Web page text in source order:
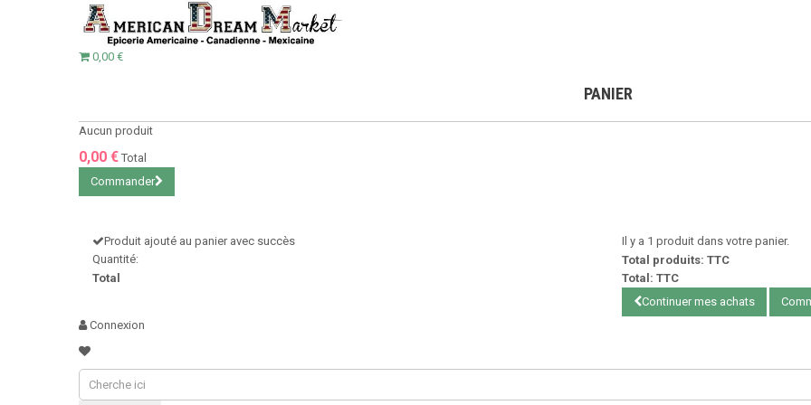
0,00 €
PANIER
Aucun produit
0,00 € Total
Commander
Produit ajouté au panier avec succès
Quantité:
Total
Il y a 1 produit dans votre panier.
Total produits: TTC
Total: TTC
Continuer mes achats
Connexion